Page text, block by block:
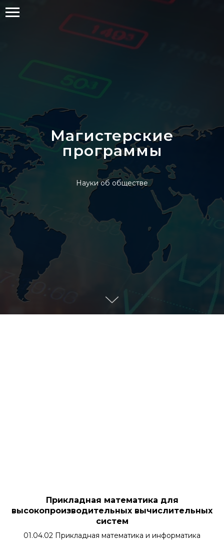
Магистерские
программы
Науки об обществе
Прикладная математика для
высокопроизводительных вычислительных
систем
01.04.02 Прикладная математика и информатика